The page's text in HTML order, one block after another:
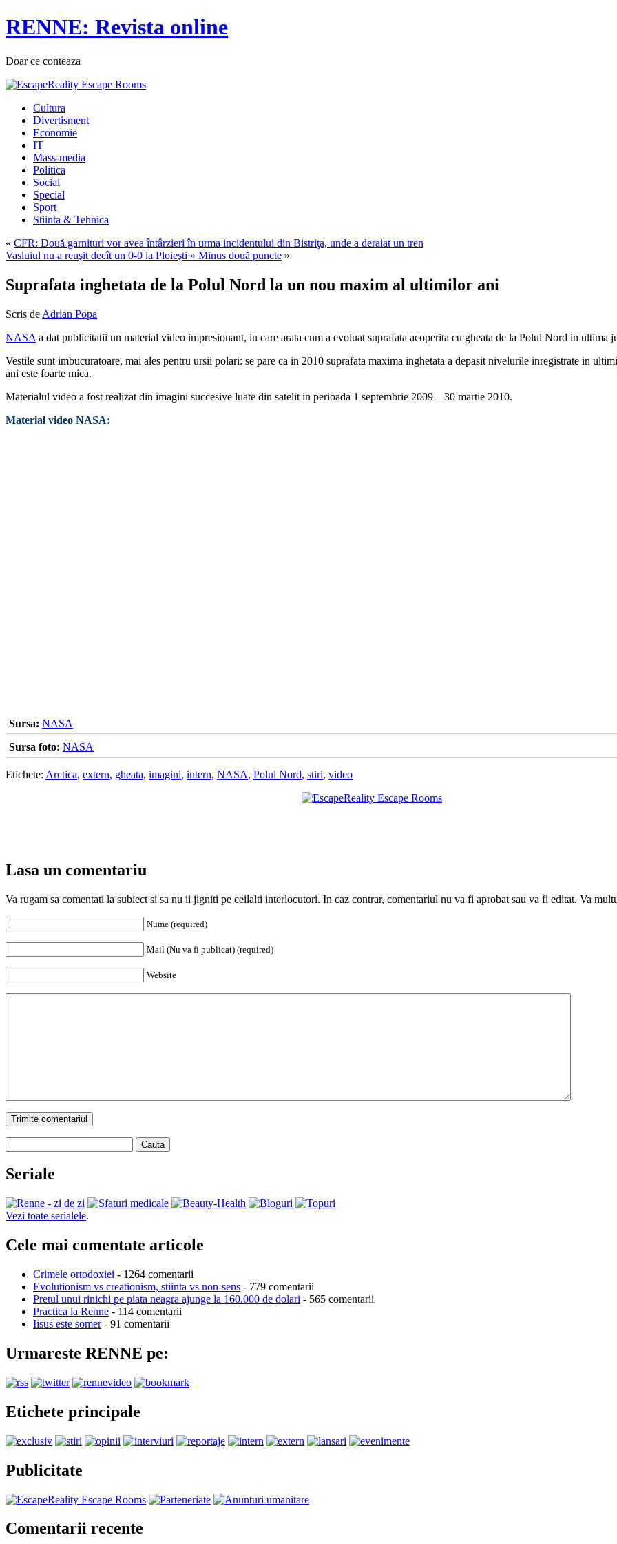
RENNE: Revista online
Doar ce conteaza
Cultura
Divertisment
Economie
IT
Mass-media
Politica
Social
Special
Sport
Stiinta & Tehnica
« CFR: Două garnituri vor avea întârzieri în urma incidentului din Bistriţa, unde a deraiat un tren
Vasluiul nu a reuşit decît un 0-0 la Ploieşti » Minus două puncte »
Suprafata inghetata de la Polul Nord la un nou maxim al ultimilor ani
Scris de Adrian Popa
NASA a dat publicitatii un material video impresionant, in care arata cum a evoluat suprafata acoperita cu gheata de la Polul Nord in ultima
Vestile sunt imbucuratoare, mai ales pentru ursii polari: se pare ca in 2010 suprafata maxima inghetata a depasit nivelurile inregistrate in
ani este foarte mica.
Materialul video a fost realizat din imagini succesive luate din satelit in perioada 1 septembrie 2009 – 30 martie 2010.
Material video NASA:
Sursa: NASA
Sursa foto: NASA
Etichete: Arctica, extern, gheata, imagini, intern, NASA, Polul Nord, stiri, video
Lasa un comentariu
Va rugam sa comentati la subiect si sa nu ii jigniti pe ceilalti interlocutori. In caz contrar, comentariul nu va fi aprobat sau va fi editat. Va
Nume (required)
Mail (Nu va fi publicat) (required)
Website
Trimite comentariul
Cauta
Seriale
Vezi toate serialele.
Cele mai comentate articole
Crimele ortodoxiei - 1264 comentarii
Evolutionism vs creationism, stiinta vs non-sens - 779 comentarii
Pretul unui rinichi pe piata neagra ajunge la 160.000 de dolari - 565 comentarii
Practica la Renne - 114 comentarii
Iisus este somer- 91 comentarii
Urmareste RENNE pe:
Etichete principale
Publicitate
Comentarii recente